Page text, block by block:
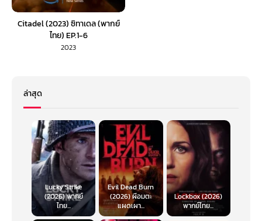
Citadel (2023) ซิทาเดล (พากย์
ไทย) EP.1-6
2023
ล่าสุด
Lucky Strike
(2026) พากย์
ไทย...
Evil Dead Burn
(2026) ผีอมตะ
แผดเผา...
Lockbox (2026)
พากย์ไทย...